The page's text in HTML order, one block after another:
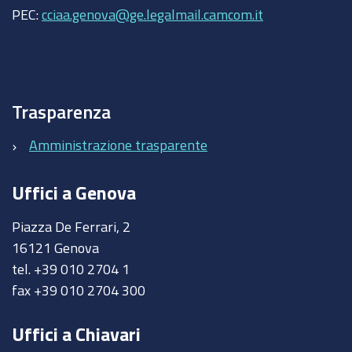
PEC: cciaa.genova@ge.legalmail.camcom.it
Trasparenza
Amministrazione trasparente
Uffici a Genova
Piazza De Ferrari, 2
16121 Genova
tel. +39 010 2704 1
fax +39 010 2704 300
Uffici a Chiavari